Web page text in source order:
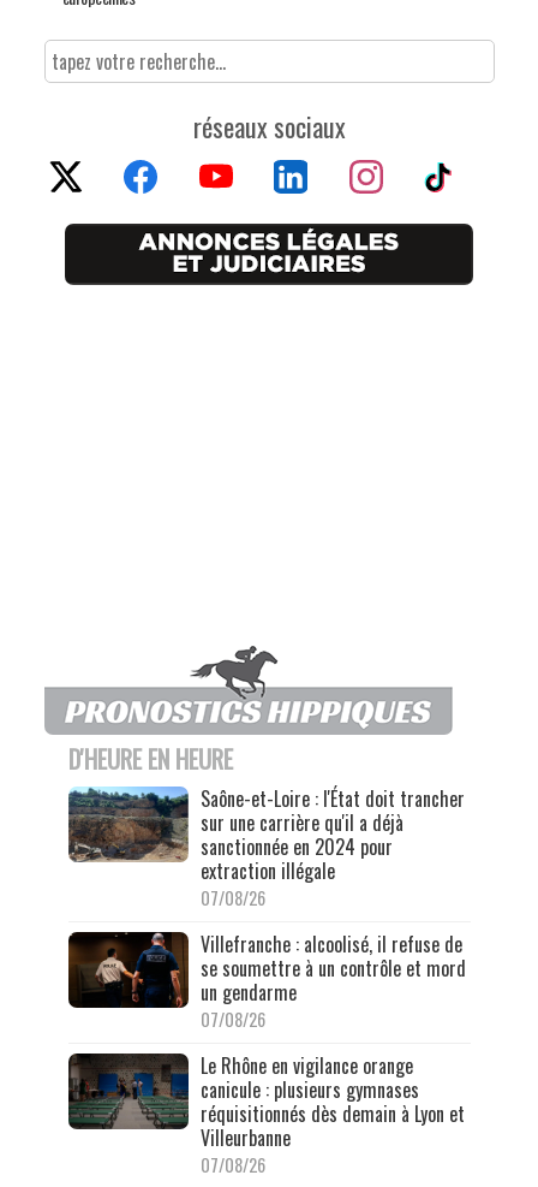
réseaux sociaux
D'HEURE EN HEURE
Saône-et-Loire : l'État doit trancher
sur une carrière qu'il a déjà
sanctionnée en 2024 pour
extraction illégale
07/08/26
Villefranche : alcoolisé, il refuse de
se soumettre à un contrôle et mord
un gendarme
07/08/26
Le Rhône en vigilance orange
canicule : plusieurs gymnases
réquisitionnés dès demain à Lyon et
Villeurbanne
07/08/26